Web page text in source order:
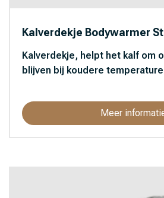
Kalverdekje Bodywarmer
Kalverdekje, helpt het kalf om
blijven bij koudere
Meer